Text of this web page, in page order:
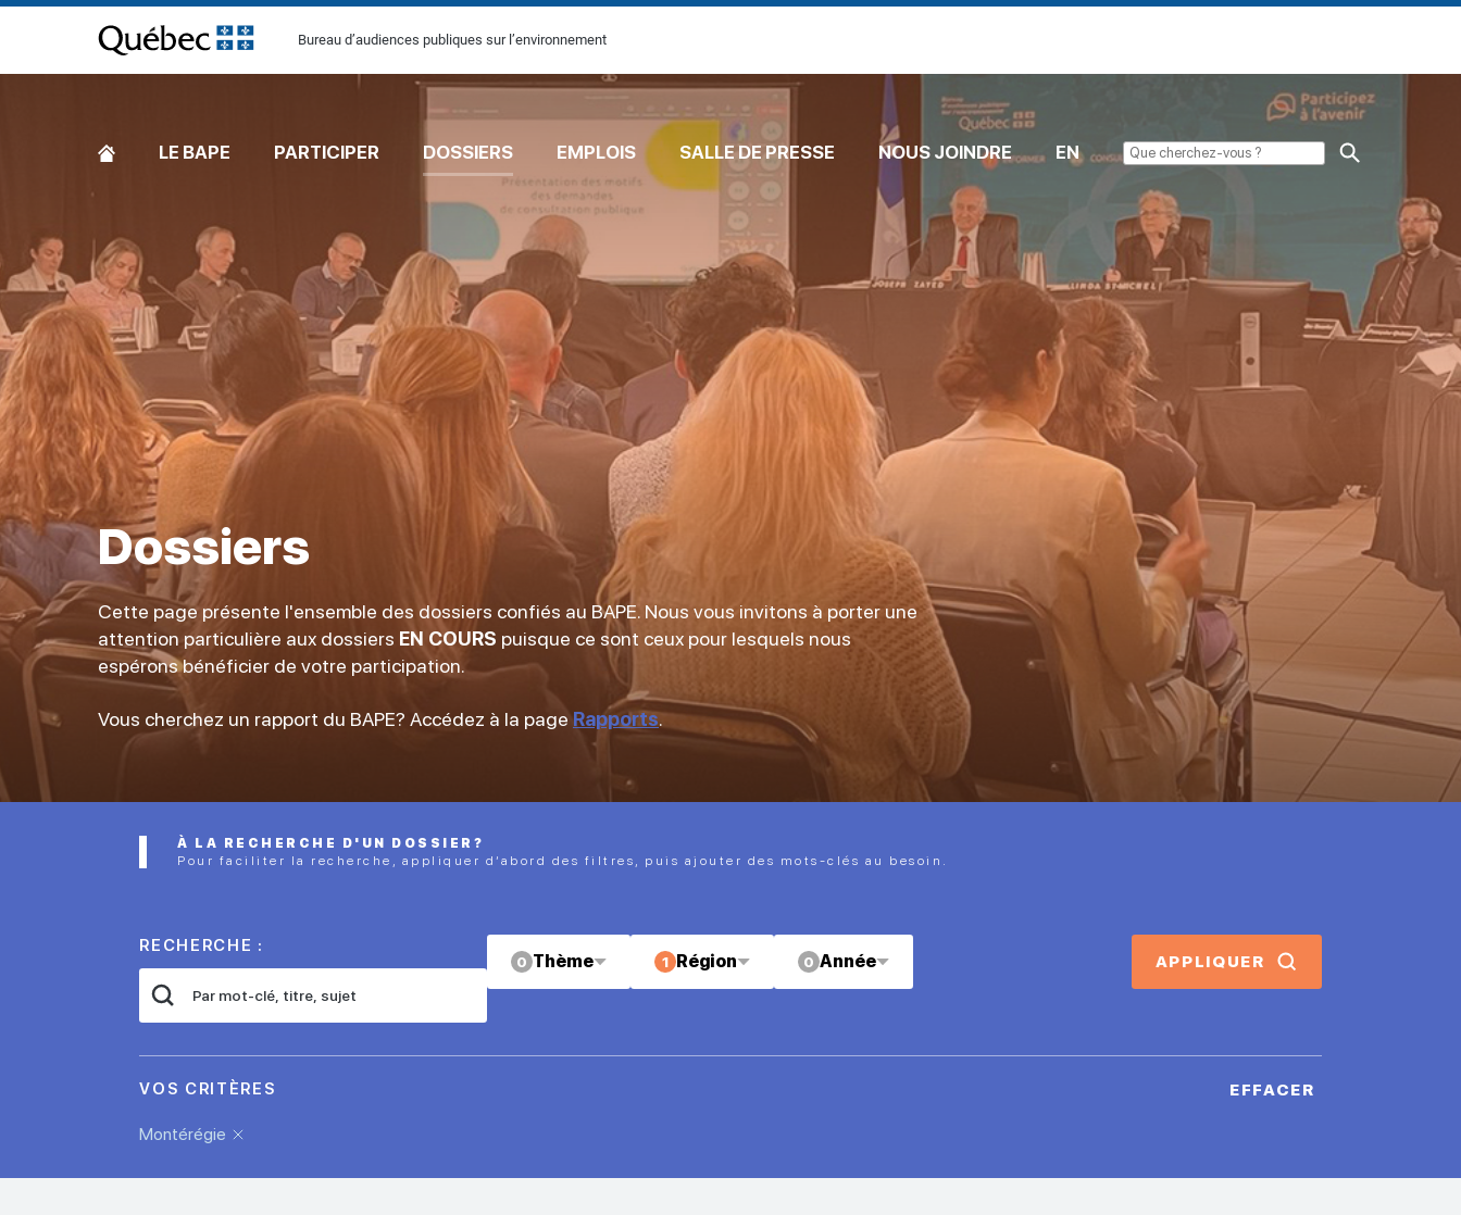
[Common.SkipToContent]
Bureau d’audiences publiques sur l’environnement
ACCUEILLE BAPE PARTICIPER DOSSIERS EMPLOIS SALLE DE PRESSE NOUS JOINDRE EN
Dossiers
Cette page présente l'ensemble des dossiers confiés au BAPE. Nous vous invitons à porter une
attention particulière aux dossiers EN COURS puisque ce sont ceux pour lesquels nous
espérons bénéficier de votre participation.
Vous cherchez un rapport du BAPE? Accédez à la page Rapports.
À LA RECHERCHE D'UN DOSSIER?
Pour faciliter la recherche, appliquer d’abord des filtres, puis ajouter des mots-clés au besoin.
RECHERCHE :
0 Thème 1 Région 0 Année APPLIQUER
VOS CRITÈRES EFFACER
Montérégie